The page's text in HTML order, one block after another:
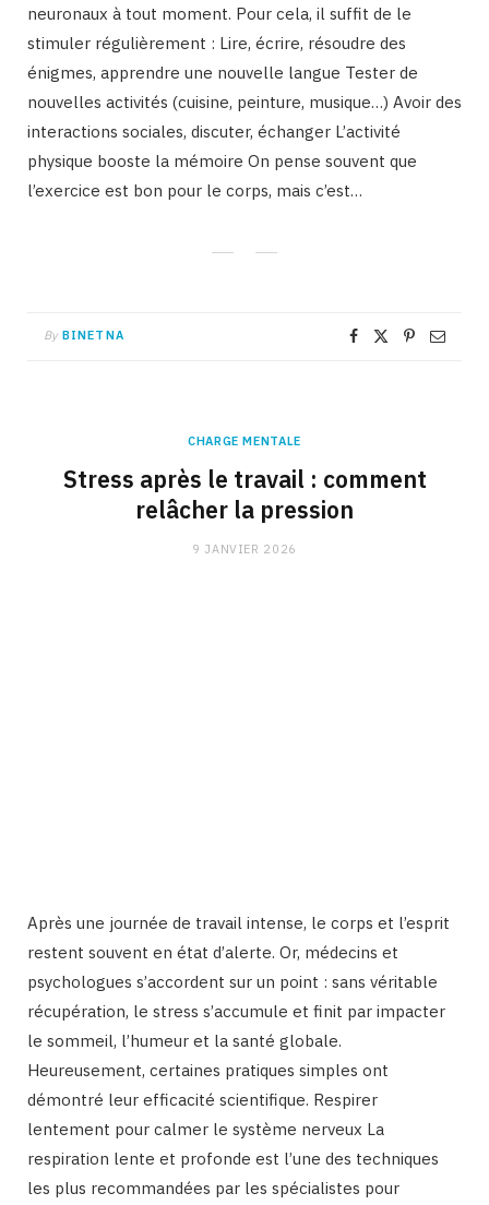
neuronaux à tout moment. Pour cela, il suffit de le
stimuler régulièrement : Lire, écrire, résoudre des
énigmes, apprendre une nouvelle langue Tester de
nouvelles activités (cuisine, peinture, musique…) Avoir des
interactions sociales, discuter, échanger L’activité
physique booste la mémoire On pense souvent que
l’exercice est bon pour le corps, mais c’est…
By BINETNA
CHARGE MENTALE
Stress après le travail : comment
relâcher la pression
9 JANVIER 2026
Après une journée de travail intense, le corps et l’esprit
restent souvent en état d’alerte. Or, médecins et
psychologues s’accordent sur un point : sans véritable
récupération, le stress s’accumule et finit par impacter
le sommeil, l’humeur et la santé globale.
Heureusement, certaines pratiques simples ont
démontré leur efficacité scientifique. Respirer
lentement pour calmer le système nerveux La
respiration lente et profonde est l’une des techniques
les plus recommandées par les spécialistes pour